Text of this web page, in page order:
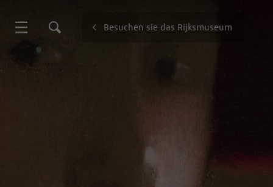
Besuchen sie das Rijksmuseum